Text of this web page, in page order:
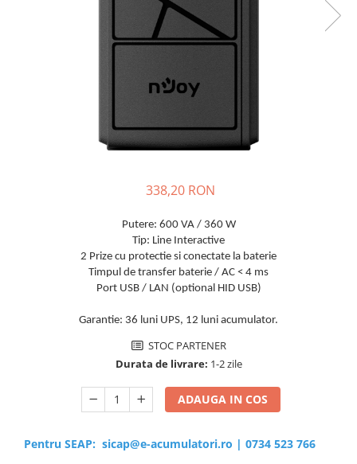
Sisteme de management (BMS)
Redresoare, incarcatoare si testere
Redresoare auto, moto, barci si
338,20 RON
Putere: 600 VA / 360 W
Tip: Line Interactive
2 Prize cu protectie si conectate la baterie
Timpul de transfer baterie / AC < 4 ms
Port USB / LAN (optional HID USB)
Garantie: 36 luni UPS, 12 luni acumulator.
STOC PARTENER
Durata de livrare: 1-2 zile
ADAUGA IN COS
Pentru SEAP: sicap@e-acumulatori.ro | 0734 523 766